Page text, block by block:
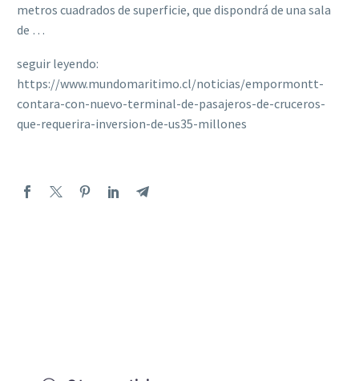
metros cuadrados de superficie, que dispondrá de una sala
de …
seguir leyendo:
https://www.mundomaritimo.cl/noticias/empormontt-
contara-con-nuevo-terminal-de-pasajeros-de-cruceros-
que-requerira-inversion-de-us35-millones